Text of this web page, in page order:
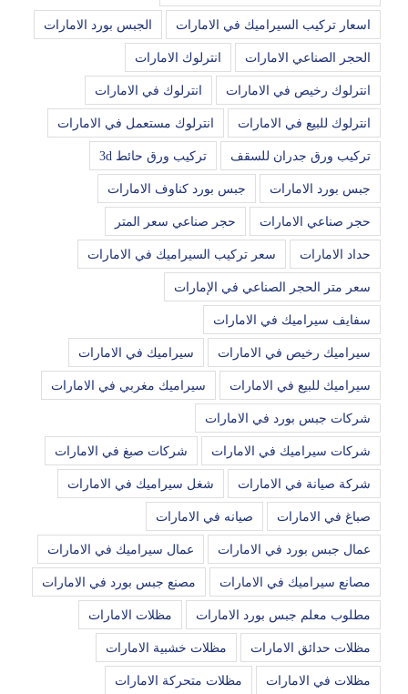
اسعار تركيب السيراميك في الامارات الجبس بورد الامارات
الحجر الصناعي الامارات انترلوك الامارات
انترلوك رخيص في الامارات انترلوك في الامارات
انترلوك للبيع في الامارات انترلوك مستعمل في الامارات
تركيب ورق جدران للسقف تركيب ورق حائط 3d
جبس بورد الامارات جبس بورد كناوف الامارات
حجر صناعي الامارات حجر صناعي سعر المتر
حداد الامارات سعر تركيب السيراميك في الامارات
سعر متر الحجر الصناعي في الإمارات
سفايف سيراميك في الامارات
سيراميك رخيص في الامارات سيراميك في الامارات
سيراميك للبيع في الامارات سيراميك مغربي في الامارات
شركات جبس بورد في الامارات
شركات سيراميك في الامارات شركات صبغ في الامارات
شركة صيانة في الامارات شغل سيراميك في الامارات
صباغ في الامارات صيانه في الامارات
عمال جبس بورد في الامارات عمال سيراميك في الامارات
مصانع سيراميك في الامارات مصنع جبس بورد في الامارات
مطلوب معلم جبس بورد الامارات مظلات الامارات
مظلات حدائق الامارات مظلات خشبية الامارات
مظلات في الامارات مظلات متحركة الامارات